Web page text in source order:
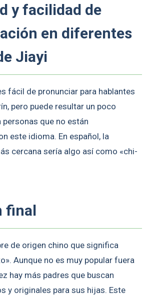
y facilidad de
en diferentes
Jiayi
fácil de pronunciar para hablantes
pero puede resultar un poco
que no están
este idioma. En español, la
cercana sería algo así como «chi-
final
de origen chino que significa
Aunque no es muy popular fuera
hay más padres que buscan
y originales para sus hijas. Este